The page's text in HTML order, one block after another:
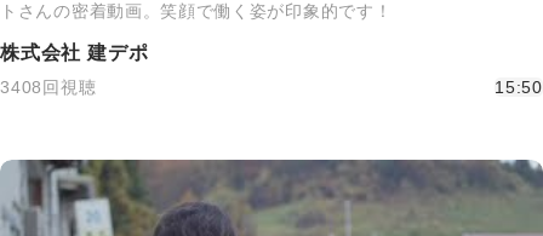
トさんの密着動画。笑顔で働く姿が印象的です！
株式会社 建デポ
3408回視聴 15:50